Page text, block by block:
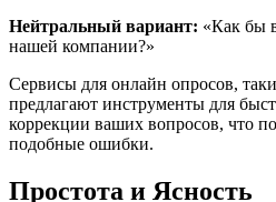
Нейтральный вариант: «Как бы
нашей компании?»
Сервисы для онлайн опросов,
предлагают инструменты для
коррекции ваших вопросов, что
подобные ошибки.
Простота и Ясность